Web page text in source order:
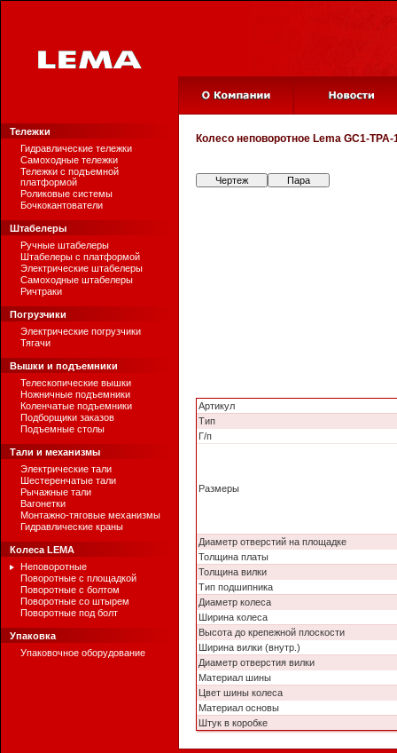
Тележки
Гидравлические тележки
Самоходные тележки
Тележки с подъемной
платформой
Роликовые системы
Бочкокантователи
Штабелеры
Ручные штабелеры
Штабелеры с платформой
Электрические штабелеры
Самоходные штабелеры
Ричтраки
Погрузчики
Электрические погрузчики
Тягачи
Вышки и подъемники
Телескопические вышки
Ножничные подъемники
Коленчатые подъемники
Подборщики заказов
Подъемные столы
Тали и механизмы
Электрические тали
Шестеренчатые тали
Рычажные тали
Вагонетки
Монтажно-тяговые механизмы
Гидравлические краны
Колеса LEMA
Неповоротные
Поворотные с площадкой
Поворотные с болтом
Поворотные со штырем
Поворотные под болт
Упаковка
Упаковочное оборудование
Колесо неповоротное Lema GC1-
Чертеж Пара
Артикул
Тип
Г/п
Размеры
Диаметр отверстий на площадке
Толщина платы
Толщина вилки
Тип подшипника
Диаметр колеса
Ширина колеса
Высота до крепежной плоскости
Ширина вилки (внутр.)
Диаметр отверстия вилки
Материал шины
Цвет шины колеса
Материал основы
Штук в коробке